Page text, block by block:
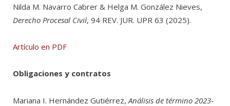
Nilda M. Navarro Cabrer & Helga M. González Nieves,
Derecho Procesal Civil, 94 REV. JUR. UPR 63 (2025).
Artículo en PDF
Obligaciones y contratos
Mariana I. Hernández Gutiérrez, Análisis de término 2023-